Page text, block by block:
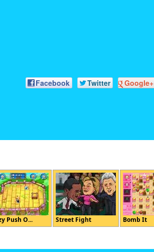
Facebook Twitter Google+
Push O... Street Fight Bomb It